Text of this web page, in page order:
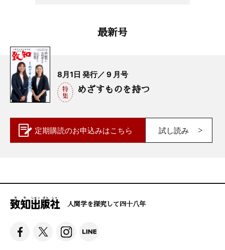
最新号
8月1日 発行／ 9 月号
めざすものを持つ
定期購読のお申込みはこちら 試し読み
人間学を探究して四十八年